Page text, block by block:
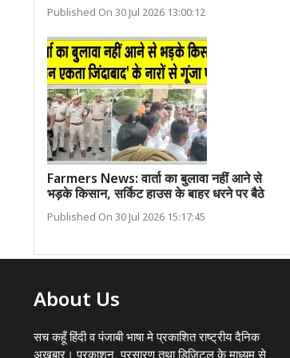
Published On 30 Jul 2026 13:00:12
Farmers News: वार्ता का बुलावा नहीं आने से
भड़के किसान, सर्किट हाउस के बाहर धरने पर बैठे
Published On 30 Jul 2026 15:17:45
About Us
सच कहूँ हिंदी व पंजाबी भाषा मे प्रकाशित राष्ट्रीय दैनिक
अख़बार। प्रकाशन, प्रसारण तथा डिजिटल के माध्यम से